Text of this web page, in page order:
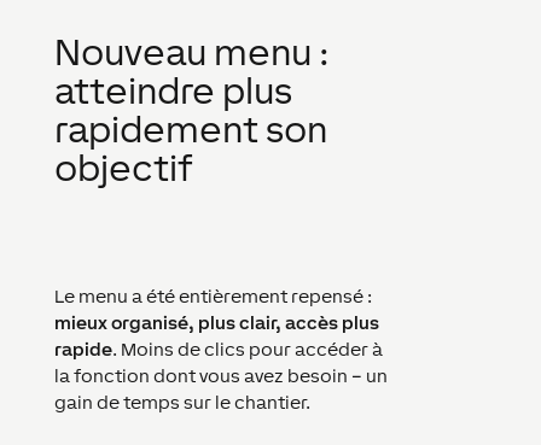
Nouveau menu :
atteindre plus
rapidement son
objectif
Le menu a été entièrement repensé :
mieux organisé, plus clair, accès plus
rapide. Moins de clics pour accéder à
la fonction dont vous avez besoin – un
gain de temps sur le chantier.